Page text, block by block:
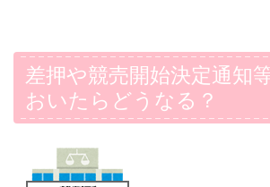
差押や競売開始決定通知
おいたらどうなる？